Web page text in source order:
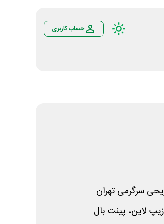
حساب کاربری
سرگرمی تهران
لاین، پینت بال